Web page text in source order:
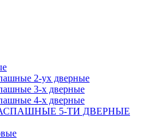
2-ух дверные
3-х дверные
4-х дверные
5-ТИ ДВЕРНЫЕ